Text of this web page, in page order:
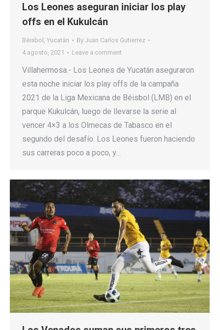
Los Leones aseguran iniciar los play
offs en el Kukulcán
Béisbol , Yucatán By Juan Carlos Gutierrez
4 agosto, 2021
Leave a comment
Villahermosa.- Los Leones de Yucatán aseguraron
esta noche iniciar los play offs de la campaña
2021 de la Liga Mexicana de Béisbol (LMB) en el
parque Kukulcán, luego de llevarse la serie al
vencer 4×3 a los Olmecas de Tabasco en el
segundo del desafío. Los Leones fueron haciendo
sus carreras poco a poco, y…